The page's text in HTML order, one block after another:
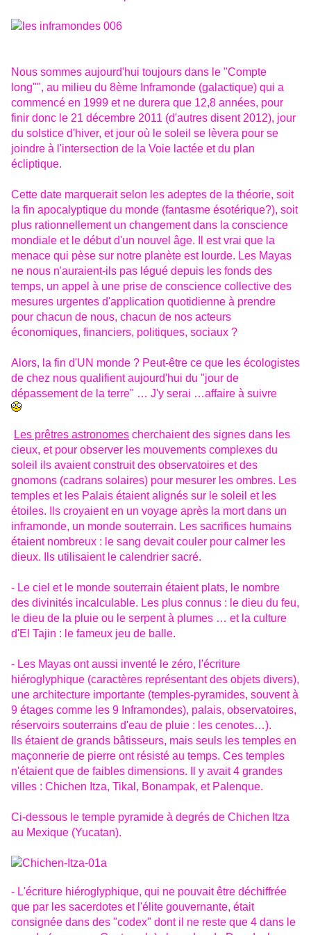
Nous sommes aujourd'hui toujours dans le "Compte
long"", au milieu du 8ème Inframonde (galactique) qui a
commencé en 1999 et ne durera que 12,8 années, pour
finir donc le 21 décembre 2011 (d'autres disent 2012), jour
du solstice d'hiver, et jour où le soleil se lèvera pour se
joindre à l'intersection de la Voie lactée et du plan
écliptique.
Cette date marquerait selon les adeptes de la théorie, soit
la fin apocalyptique du monde (fantasme ésotérique?), soit
plus rationnellement un changement dans la conscience
mondiale et le début d'un nouvel âge. Il est vrai que la
menace qui pèse sur notre planète est lourde. Les Mayas
ne nous n'auraient-ils pas légué depuis les fonds des
temps, un appel à une prise de conscience collective des
mesures urgentes d'application quotidienne à prendre
pour chacun de nous, chacun de nos acteurs
économiques, financiers, politiques, sociaux ?
Alors, la fin d'UN monde ? Peut-être ce que les écologistes
de chez nous qualifient aujourd'hui du "jour de
dépassement de la terre" … J'y serai …affaire à suivre
Les prêtres astronomes cherchaient des signes dans les
cieux, et pour observer les mouvements complexes du
soleil ils avaient construit des observatoires et des
gnomons (cadrans solaires) pour mesurer les ombres. Les
temples et les Palais étaient alignés sur le soleil et les
étoiles. Ils croyaient en un voyage après la mort dans un
inframonde, un monde souterrain. Les sacrifices humains
étaient nombreux : le sang devait couler pour calmer les
dieux. Ils utilisaient le calendrier sacré.
- Le ciel et le monde souterrain étaient plats, le nombre
des divinités incalculable. Les plus connus : le dieu du feu,
le dieu de la pluie ou le serpent à plumes … et la culture
d'El Tajin : le fameux jeu de balle.
- Les Mayas ont aussi inventé le zéro, l'écriture
hiéroglyphique (caractères représentant des objets divers),
une architecture importante (temples-pyramides, souvent à
9 étages comme les 9 Inframondes), palais, observatoires,
réservoirs souterrains d'eau de pluie : les cenotes…).
Ils étaient de grands bâtisseurs, mais seuls les temples en
maçonnerie de pierre ont résisté au temps. Ces temples
n'étaient que de faibles dimensions. Il y avait 4 grandes
villes : Chichen Itza, Tikal, Bonampak, et Palenque.
Ci-dessous le temple pyramide à degrés de Chichen Itza
au Mexique (Yucatan).
- L'écriture hiéroglyphique, qui ne pouvait être déchiffrée
que par les sacerdotes et l'élite gouvernante, était
consignée dans des "codex" dont il ne reste que 4 dans le